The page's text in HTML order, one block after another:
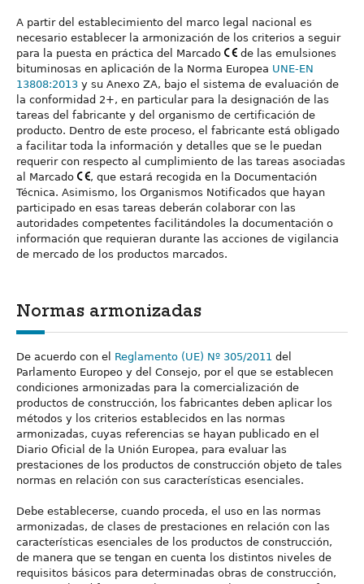
A partir del establecimiento del marco legal nacional es
necesario establecer la armonización de los criterios a seguir
para la puesta en práctica del Marcado
de las emulsiones
bituminosas en aplicación de la Norma Europea UNE-EN
13808:2013 y su Anexo ZA, bajo el sistema de evaluación de
la conformidad 2+, en particular para la designación de las
tareas del fabricante y del organismo de certificación de
producto. Dentro de este proceso, el fabricante está obligado
a facilitar toda la información y detalles que se le puedan
requerir con respecto al cumplimiento de las tareas asociadas
al Marcado
, que estará recogida en la Documentación
Técnica. Asimismo, los Organismos Notificados que hayan
participado en esas tareas deberán colaborar con las
autoridades competentes facilitándoles la documentación o
información que requieran durante las acciones de vigilancia
de mercado de los productos marcados.
Normas armonizadas
De acuerdo con el Reglamento (UE) Nº 305/2011 del
Parlamento Europeo y del Consejo, por el que se establecen
condiciones armonizadas para la comercialización de
productos de construcción, los fabricantes deben aplicar los
métodos y los criterios establecidos en las normas
armonizadas, cuyas referencias se hayan publicado en el
Diario Oficial de la Unión Europea, para evaluar las
prestaciones de los productos de construcción objeto de tales
normas en relación con sus características esenciales.
Debe establecerse, cuando proceda, el uso en las normas
armonizadas, de clases de prestaciones en relación con las
características esenciales de los productos de construcción,
de manera que se tengan en cuenta los distintos niveles de
requisitos básicos para determinadas obras de construcción,